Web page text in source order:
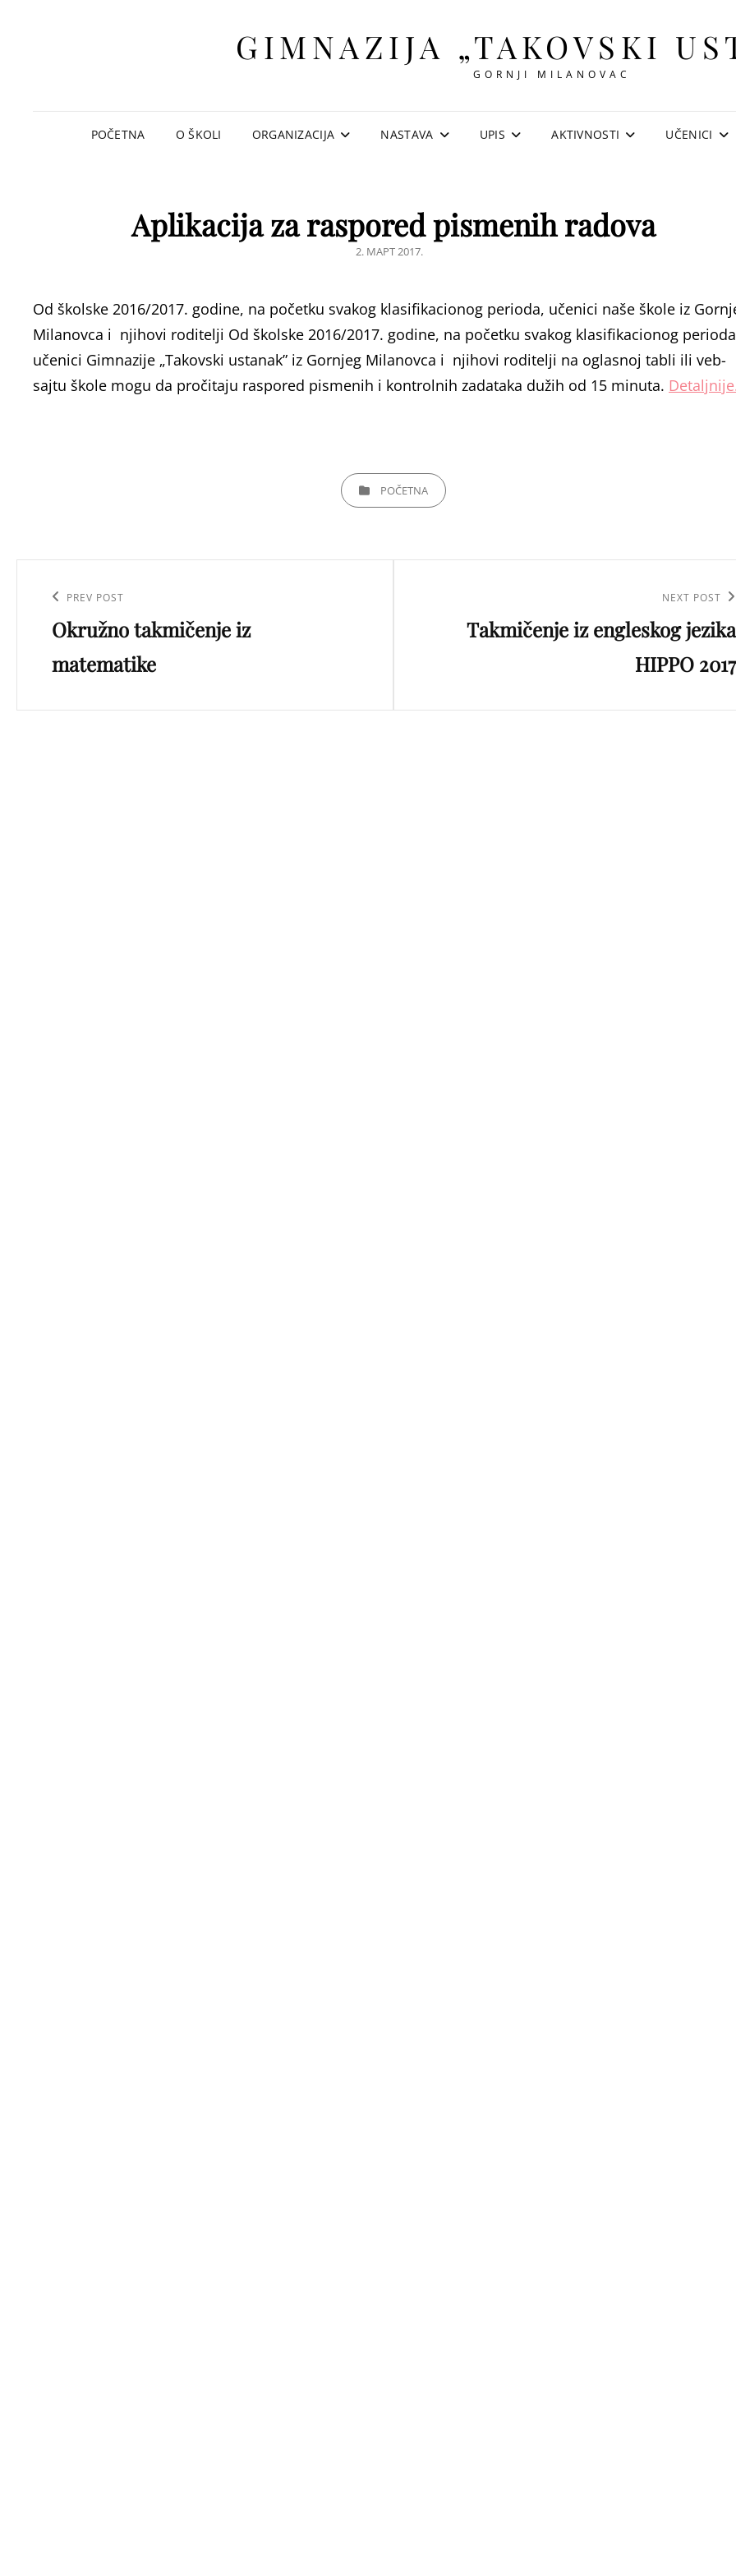
GIMNAZIJA „TAKOVSKI
GORNJI MILANOVAC
POČETNA O ŠKOLI ORGANIZACIJA NASTAVA UPIS AKTIVNOSTI UČENICI
Aplikacija za raspored pismenih radova
POSTED
2. МАРТ 2017.
Od školske 2016/2017. godine, na početku svakog klasifikacionog perioda, učenici naše škole iz
Milanovca i njihovi roditelji Od školske 2016/2017. godine, na početku svakog klasifikacionog
učenici Gimnazije „Takovski ustanak” iz Gornjeg Milanovca i njihovi roditelji na oglasnoj tabli ili veb-
sajtu škole mogu da pročitaju raspored pismenih i kontrolnih zadataka dužih od 15 minuta.
CATEGORIESPOČETNA
чланка
Previous
Post
PREV POST
Okružno takmičenje iz
matematike
NEXT POST
Takmičenje iz engleskog jezika
HIPPO 2017